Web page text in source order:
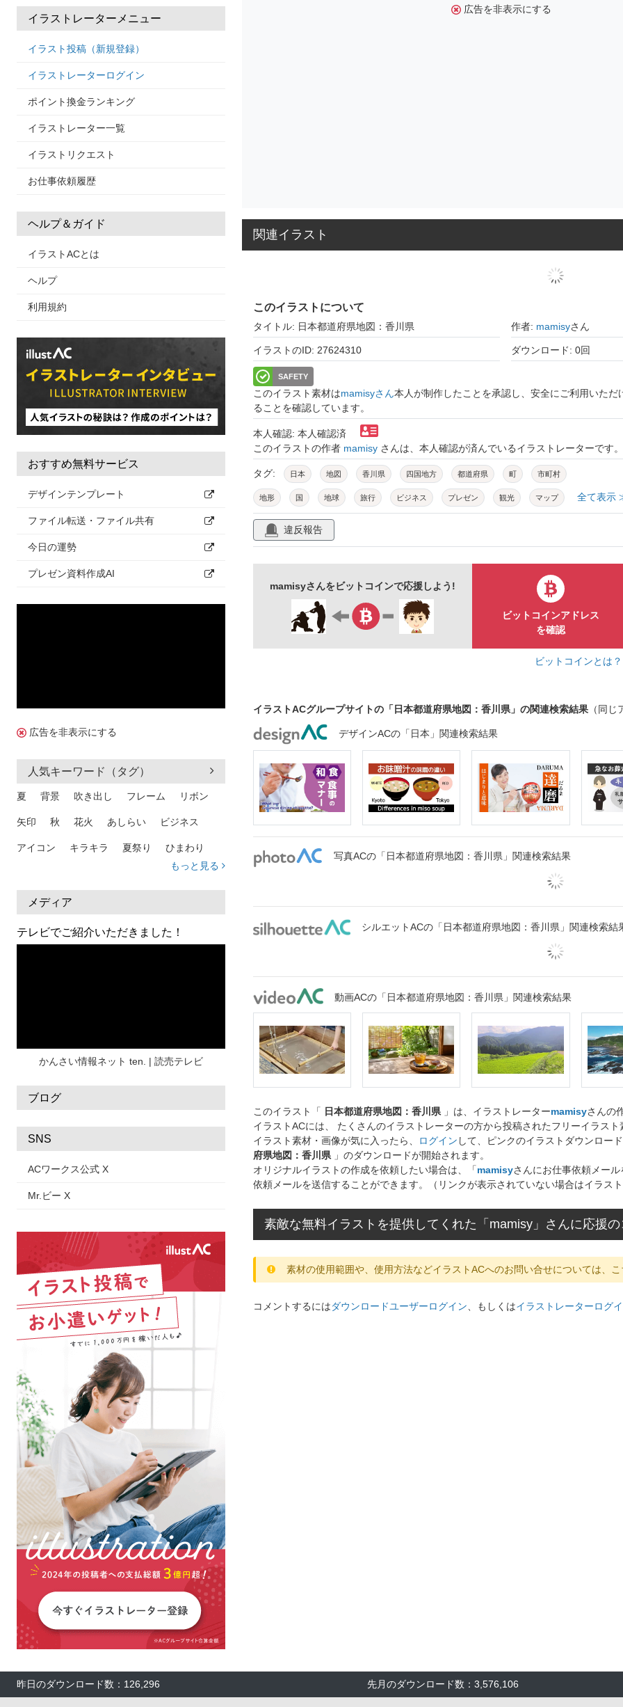
イラストレーターメニュー
イラスト投稿（新規登録）
イラストレーターログイン
ポイント換金ランキング
イラストレーター一覧
イラストリクエスト
お仕事依頼履歴
ヘルプ＆ガイド
イラストACとは
ヘルプ
利用規約
おすすめ無料サービス
デザインテンプレート
ファイル転送・ファイル共有
今日の運勢
プレゼン資料作成AI
広告を非表示にする
人気キーワード（タグ）
夏 背景 吹き出し フレーム リボン
矢印 秋 花火 あしらい ビジネス
アイコン キラキラ 夏祭り ひまわり
熱中症
人物 暑中見舞い
日本地図 海
もっと見る
メディア
テレビでご紹介いただきました！
かんさい情報ネット ten. | 読売テレビ
ブログ
SNS
ACワークス公式 X
Mr.ビー X
広告を非表示にする
関連イラスト
このイラストについて
タイトル: 日本都道府県地図：香川県 作者: mamisyさん
イラストのID: 27624310 ダウンロード: 0回
SAFETY
このイラスト素材はmamisyさん本人が制作したことを承認し、安全にご利用いただ
ることを確認しています。
本人確認: 本人確認済
このイラストの作者 mamisy さんは、本人確認が済んでいるイラストレーターです。
タグ: 日本 地図 香川県 四国地方 都道府県 町 市町村
地形 国 地球 旅行 ビジネス プレゼン 観光 マップ
教育 学校 地理
素材
全て表示
違反報告
mamisyさんをビットコインで応援しよう!
ビットコインアドレス
を確認
ビットコインとは
イラストACグループサイトの「日本都道府県地図：香川県」の関連検索結果 （同
デザインACの「日本」関連検索結果
写真ACの「日本都道府県地図：香川県」関連検索結果
シルエットACの「日本都道府県地図：香川県」関連検索結
動画ACの「日本都道府県地図：香川県」関連検索結果
このイラスト「 日本都道府県地図：香川県 」は、イラストレーターmamisyさんの
イラストACには、 たくさんのイラストレーターの方から投稿されたフリーイラス
イラスト素材・画像が気に入ったら、
ログイン して、ピンクのイラストダウンロー
府県地図：香川県 」のダウンロードが開始されます。
オリジナルイラストの作成を依頼したい場合は、「mamisyさんにお仕事依頼メー
依頼メールを送信することができます。（リンクが表示されていない場合はイラス
素敵な無料イラストを提供してくれた「mamisy」さんに応援
素材の使用範囲や、使用方法などイラストACへのお問い合せについては、
コメントするにはダウンロードユーザーログイン 、もしくはイラストレーターログ
昨日のダウンロード数：126,296 先月のダウンロード数：3,576,106